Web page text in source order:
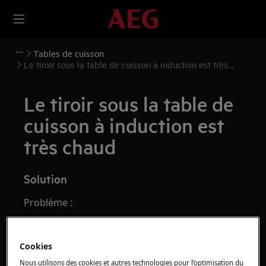
Tables de cuisson
Le tiroir sous la table de cuisson à induction est très
Le tiroir sous la table de
cuisson à induction est
très chaud
Solution
Problème :
Cookies
Nous utilisons des cookies et autres technologies pour l’optimisation du